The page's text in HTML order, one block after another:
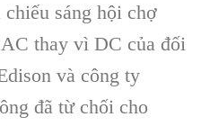
sáng hội chợ
thay vì DC của đối
và công ty
đã từ chối cho